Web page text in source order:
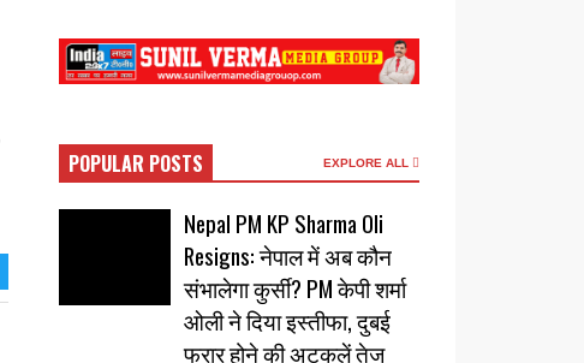
POPULAR POSTS EXPLORE ALL
Nepal PM KP Sharma Oli
Resigns: नेपाल में अब कौन
संभालेगा कुर्सी? PM केपी शर्मा
ओली ने दिया इस्तीफा, दुबई
फरार होने की अटकलें तेज